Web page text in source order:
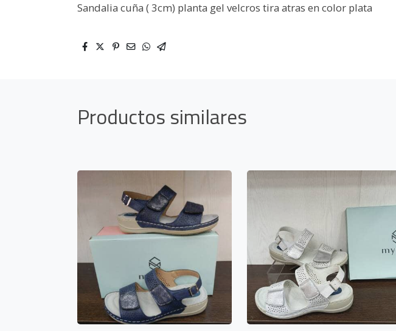
Sandalia cuña ( 3cm) planta gel velcros tira atras en color plata
Productos similares